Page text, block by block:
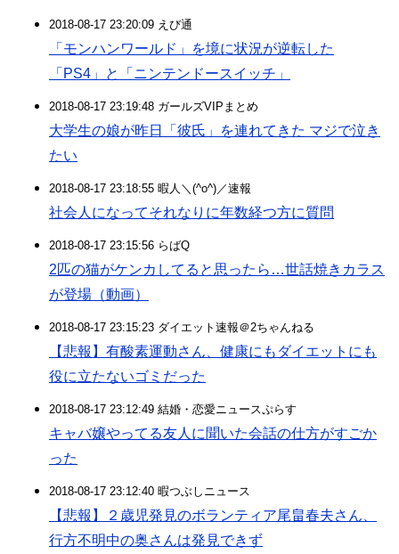
2018-08-17 23:20:09 えび通
「モンハンワールド」を境に状況が逆転した
「PS4」と「ニンテンドースイッチ」
2018-08-17 23:19:48 ガールズVIPまとめ
大学生の娘が昨日「彼氏」を連れてきた マジで泣き
たい
2018-08-17 23:18:55 暇人＼(^o^)／速報
社会人になってそれなりに年数経つ方に質問
2018-08-17 23:15:56 らばQ
2匹の猫がケンカしてると思ったら…世話焼きカラス
が登場（動画）
2018-08-17 23:15:23 ダイエット速報＠2ちゃんねる
【悲報】有酸素運動さん、健康にもダイエットにも
役に立たないゴミだった
2018-08-17 23:12:49 結婚・恋愛ニュースぷらす
キャバ嬢やってる友人に聞いた会話の仕方がすごか
った
2018-08-17 23:12:40 暇つぶしニュース
【悲報】２歳児発見のボランティア尾畠春夫さん、
行方不明中の奥さんは発見できず